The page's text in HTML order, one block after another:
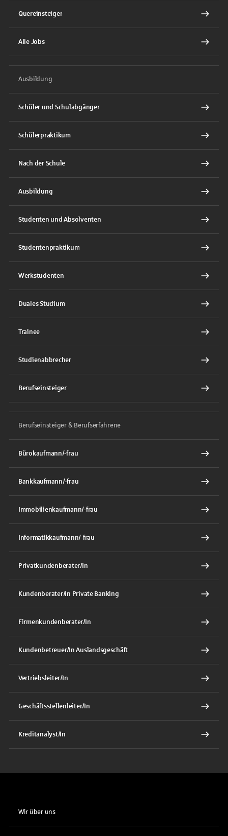
Quereinsteiger
Alle Jobs
Ausbildung
Schüler und Schulabgänger
Schülerpraktikum
Nach der Schule
Ausbildung
Studenten und Absolventen
Studentenpraktikum
Werkstudenten
Duales Studium
Trainee
Studienabbrecher
Berufseinsteiger
Berufseinsteiger & Berufserfahrene
Bürokaufmann/-frau
Bankkaufmann/-frau
Immobilienkaufmann/-frau
Informatikkaufmann/-frau
Privatkundenberater/In
Kundenberater/In Private Banking
Firmenkundenberater/In
Kundenbetreuer/In Auslandsgeschäft
Vertriebsleiter/In
Geschäftsstellenleiter/In
Kreditanalyst/In
Wir über uns